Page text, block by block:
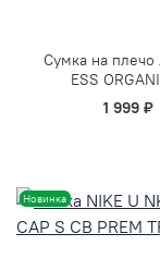
Сумка на плечо
ESS
1 999 ₽
Новинка